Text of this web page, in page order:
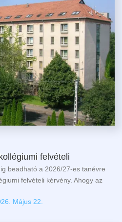
felvételi
beadható a 2026/27-es tanévre
felvételi kérvény. Ahogy az
Május 22.